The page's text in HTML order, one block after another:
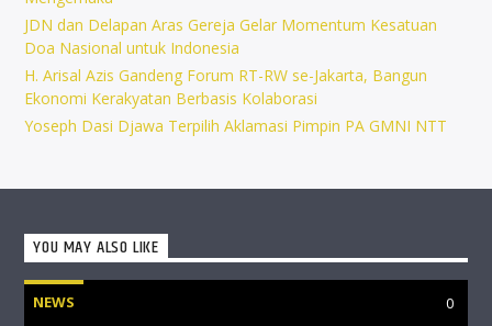
JDN dan Delapan Aras Gereja Gelar Momentum Kesatuan
Doa Nasional untuk Indonesia
H. Arisal Azis Gandeng Forum RT-RW se-Jakarta, Bangun
Ekonomi Kerakyatan Berbasis Kolaborasi
Yoseph Dasi Djawa Terpilih Aklamasi Pimpin PA GMNI NTT
YOU MAY ALSO LIKE
NEWS 0